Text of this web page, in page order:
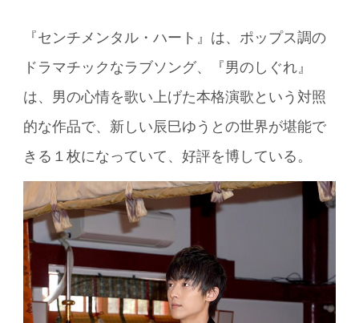
『センチメンタル・ハート』は、ポップス調の
ドラマチックなラブソング、『男のしぐれ』
は、男の心情を歌い上げた本格演歌という対照
的な作品で、新しい辰巳ゆうとの世界が堪能で
きる１枚になっていて、好評を博している。